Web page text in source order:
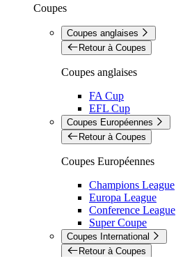
Coupes
Coupes anglaises
Retour à Coupes
Coupes anglaises
FA Cup
EFL Cup
Coupes Européennes
Retour à Coupes
Coupes Européennes
Champions League
Europa League
Conference League
Super Coupe
Coupes International
Retour à Coupes